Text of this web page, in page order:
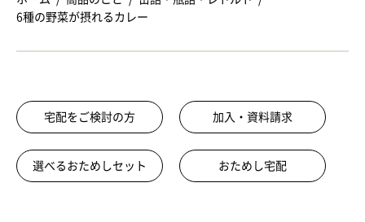
6種の野菜が摂れるカレー
宅配をご検討の方 加入・資料請求
選べるおためしセット おためし宅配